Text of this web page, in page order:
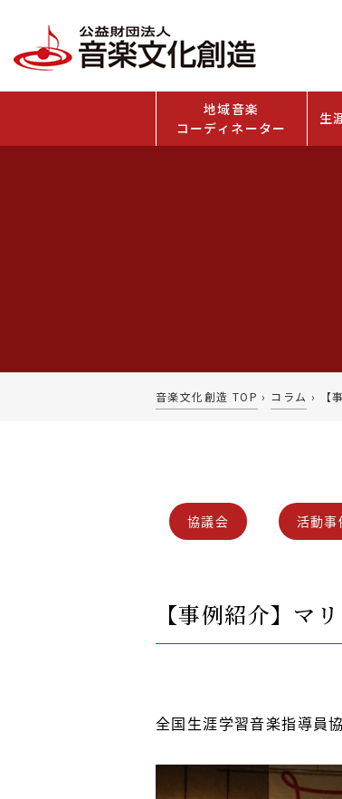
地域音楽
コーディネーター
生
音楽文化創造 TOP › コラム › 【
協議会 活動事
【事例紹介】マ
全国生涯学習音楽指導